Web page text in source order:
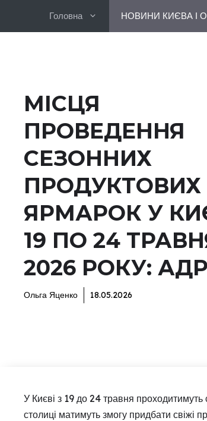
Головна НОВИНИ КИЄВА І
МІСЦЯ
ПРОВЕДЕННЯ
СЕЗОННИХ
ПРОДУКТОВИХ
ЯРМАРОК У
19 ПО 24
2026 РОКУ:
Ольга Яценко 18.05.2026
У Києві з 19 до 24 травня проходитимуть
столиці матимуть змогу придбати свіжі